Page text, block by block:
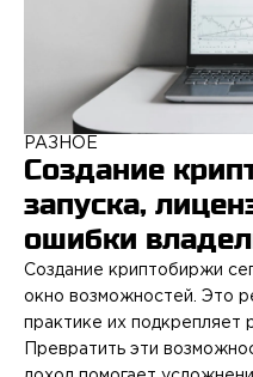
РАЗНОЕ
Создание
запуска,
ошибки
Создание криптобиржи
окно возможностей. Это
практике их подкрепляет
Превратить эти